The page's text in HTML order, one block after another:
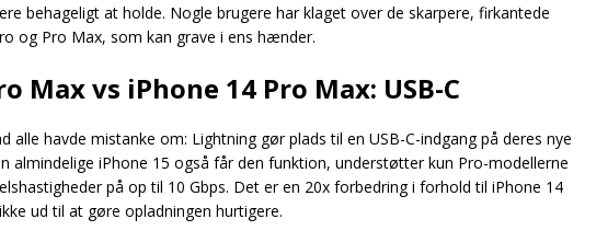
behageligt at holde. Nogle brugere har klaget over de skarpere, firkantede
og Pro Max, som kan grave i ens hænder.
Max vs iPhone 14 Pro Max: USB-C
alle havde mistanke om: Lightning gør plads til en USB-C-indgang på deres nye
almindelige iPhone 15 også får den funktion, understøtter kun Pro-modellerne
på op til 10 Gbps. Det er en 20x forbedring i forhold til iPhone 14
ud til at gøre opladningen hurtigere.